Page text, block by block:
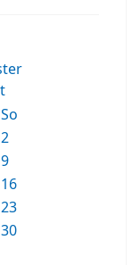
So
2
9
16
23
30